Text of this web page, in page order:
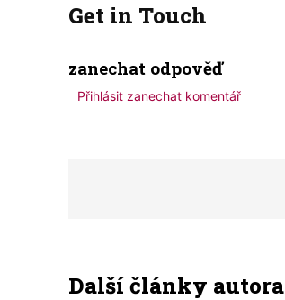
Get in Touch
zanechat odpověď
Přihlásit zanechat komentář
Další články autora